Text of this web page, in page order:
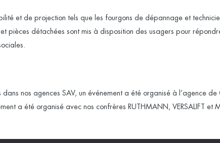
et de projection tels que les fourgons de dépannage et
pièces détachées sont mis à disposition des usagers pour
nos agences SAV, un événement a été organisé à l’agence
a été organisé avec nos confrères RUTHMANN, VERSALIFT et